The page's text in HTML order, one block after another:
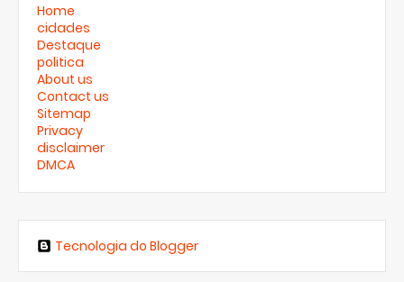
Home
cidades
Destaque
politica
About us
Contact us
Sitemap
Privacy
disclaimer
DMCA
Tecnologia do Blogger